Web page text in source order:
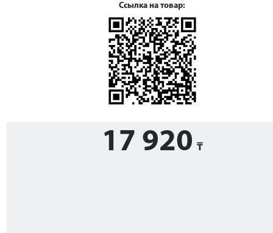
Ссылка на товар:
17 920